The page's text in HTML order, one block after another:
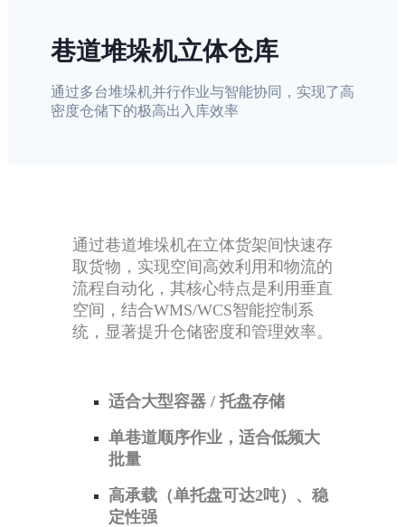
巷道堆垛机立体仓库
通过多台堆垛机并行作业与智能协同，实现了高
密度仓储下的极高出入库效率
通过巷道堆垛机在立体货架间快速存
取货物，实现空间高效利用和物流的
流程自动化，其核心特点是利用垂直
空间，结合WMS/WCS智能控制系
统，显著提升仓储密度和管理效率。
适合大型容器 / 托盘存储
单巷道顺序作业，适合低频大
批量
高承载（单托盘可达2吨）、稳
定性强